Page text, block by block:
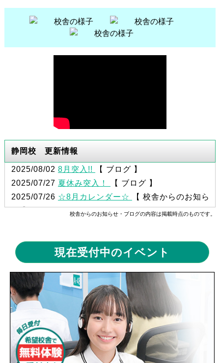
静岡校 更新情報
2025/08/02 8月突入!!
【 ブログ 】
2025/07/27 夏休み突入！
【 ブログ 】
2025/07/26 ☆8月カレンダー☆
【 校舎からのお知ら
せ 】
2025/06/21勝負の夏休みを有効活用するために【 ブ
ログ 】
2025/06/02☆6月カレンダー☆ 【 ブログ 】
2025/06/01
朝登校を習慣化しよう！
【 ブログ 】
2025/05/25
夏期特訓の申込締切間近！【 ブログ 】
2025/05/24夏休みに向けて【 ブログ 】
校舎からのお知らせ・ブログの内容は掲載時点のものです。
現在受付中のイベント